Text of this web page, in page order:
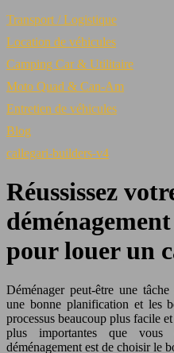
Transport / Logistique
Location de véhicules
Camping Car & Utilitaire
Moto Quad & Can-Am
Entretien de véhicules
Blog
callegari-builders-v4
Réussissez
pour louer un
Déménager peut-être une
une bonne planification et les
processus beaucoup plus facile
plus importantes que
déménagement est de choisir le